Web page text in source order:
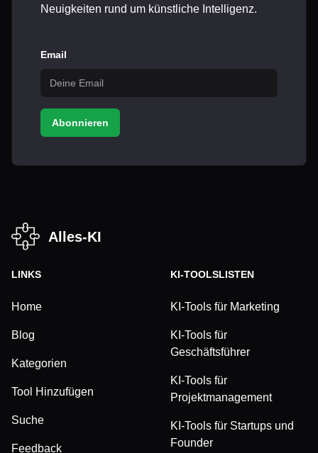
Neuigkeiten rund um künstliche Intelligenz.
Email
Abonnieren
Alles-KI
LINKS
Home
Blog
Kategorien
Tool Hinzufügen
Suche
Feedback
KI-TOOLSLISTEN
KI-Tools für Marketing
KI-Tools für
Geschäftsführer
KI-Tools für
Projektmanagement
KI-Tools für Startups und
Founder